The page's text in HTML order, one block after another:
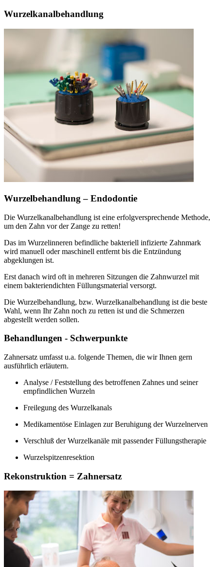
Wurzelkanalbehandlung
Wurzelbehandlung – Endodontie
Die Wurzelkanalbehandlung ist eine erfolgversprechende Methode,
um den Zahn vor der Zange zu retten!
Das im Wurzelinneren befindliche bakteriell infizierte Zahnmark
wird manuell oder maschinell entfernt bis die Entzündung
abgeklungen ist.
Erst danach wird oft in mehreren Sitzungen die Zahnwurzel mit
einem bakteriendichten Füllungsmaterial versorgt.
Die Wurzelbehandlung, bzw. Wurzelkanalbehandlung ist die beste
Wahl, wenn Ihr Zahn noch zu retten ist und die Schmerzen
abgestellt werden sollen.
Behandlungen - Schwerpunkte
Zahnersatz umfasst u.a. folgende Themen, die wir Ihnen gern
ausführlich erläutern.
Analyse / Feststellung des betroffenen Zahnes und seiner
empfindlichen Wurzeln
Freilegung des Wurzelkanals
Medikamentöse Einlagen zur Beruhigung der Wurzelnerven
Verschluß der Wurzelkanäle mit passender Füllungstherapie
Wurzelspitzenresektion
Rekonstruktion = Zahnersatz